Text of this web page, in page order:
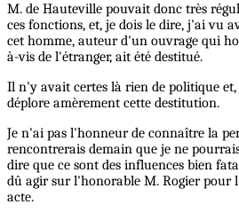
M. de Hauteville pouvait donc très
ces fonctions, et, je dois le dire, j'ai vu
cet homme, auteur d'un ouvrage qui
à-vis de l'étranger, ait été destitué.
Il n'y avait certes là rien de politique
déplore amèrement cette destitution.
Je n'ai pas l'honneur de connaître la
rencontrerais demain que je ne
dire que ce sont des influences bien
dû agir sur l'honorable M. Rogier pour
acte.